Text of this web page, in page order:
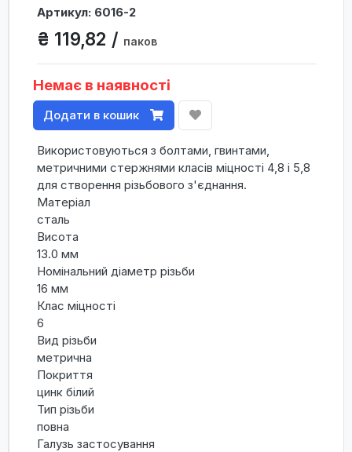
Артикул: 6016-2
₴ 119,82 / паков
Немає в наявності
Додати в кошик
Використовуються з болтами, гвинтами,
метричними стержнями класів міцності 4,8 і 5,8
для створення різьбового з'єднання.
Матеріал
сталь
Висота
13.0 мм
Номінальний діаметр різьби
16 мм
Клас міцності
6
Вид різьби
метрична
Покриття
цинк білий
Тип різьби
повна
Галузь застосування